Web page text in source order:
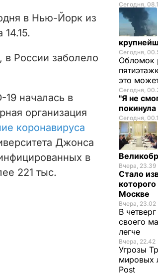
в Нью-Йорк из
в России заболело
началась в
организация
коронавируса
Джонса
в
221 тыс.
Сегодня,
Сегодня,
Обломок
это
Сегодня,
"Я не
покинула
Сегодня,
Вчера, 23.39
Стало
Москве
Вчера, 23.02
В
своего
легче
Вчера, 22.42
Угрозы
мировых
Post